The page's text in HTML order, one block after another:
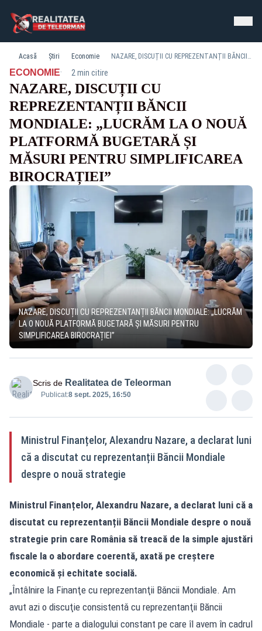
Acasă Știri Economie NAZARE, DISCUȚII CU REPREZENTANȚII BĂNCII MONDIALE: „LUCRĂM LA O NOUĂ PLATFORMĂ BUGETARĂ ȘI MĂSURI PENTRU SIMPLIFICAREA BIROCRAȚIEI”
ECONOMIE· 2 min citire
NAZARE, DISCUȚII CU
REPREZENTANȚII BĂNCII
MONDIALE: „LUCRĂM LA O NOUĂ
PLATFORMĂ BUGETARĂ ȘI
MĂSURI PENTRU SIMPLIFICAREA
BIROCRAȚIEI”
NAZARE, DISCUȚII CU REPREZENTANȚII BĂNCII MONDIALE: „LUCRĂM
LA O NOUĂ PLATFORMĂ BUGETARĂ ȘI MĂSURI PENTRU
SIMPLIFICAREA BIROCRAȚIEI”
Scris de Realitatea de Teleorman
Publicat:8 sept. 2025, 16:50
Ministrul Finanțelor, Alexandru Nazare, a declarat luni
că a discutat cu reprezentanții Băncii Mondiale
despre o nouă strategie
Ministrul Finanțelor, Alexandru Nazare, a declarat luni că a
discutat cu reprezentanții Băncii Mondiale despre o nouă
strategie prin care România să treacă de la simple ajustări
fiscale la o abordare coerentă, axată pe creștere
economică și echitate socială.
„Întâlnire la Finanţe cu reprezentanţii Bǎncii Mondiale. Am
avut azi o discuţie consistentǎ cu reprezentanţii Băncii
Mondiale - parte a dialogului constant pe care îl avem în cadrul